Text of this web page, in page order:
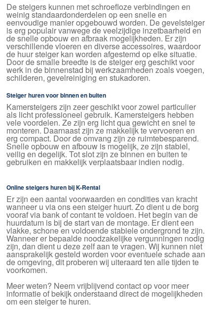
De steigers kunnen met schroefloze verbindingen en
weinig standaardonderdelen op een snelle en
eenvoudige manier opgebouwd worden. De gevelsteiger
is erg populair vanwege de veelzijdige inzetbaarheid en
de snelle opbouw en afbraak mogelijkheden. Er zijn
verschillende vloeren en diverse accessoires, waardoor
de huur steiger kan worden afgestemd op elke situatie.
Door de smalle breedte is de steiger erg geschikt voor
werk in de binnenstad bij werkzaamheden zoals voegen,
schilderen, gevelreiniging en stukadoren.
Steiger huren voor binnen en buiten
Kamersteigers zijn zeer geschikt voor zowel particulier
als licht professioneel gebruik. Kamersteigers hebben
vele voordelen. Ze zijn erg licht qua gewicht en snel te
monteren. Daarnaast zijn ze makkelijk te vervoeren en
erg compact. Door de omvang zijn ze ruimtebesparend.
Snelle opbouw en afbouw is mogelijk, ze zijn stabiel,
veilig en degelijk. Tot slot zijn ze binnen en buiten te
gebruiken en makkelijk verplaatsbaar indien nodig.
Online steigers huren bij K-Rental
Er zijn een aantal voorwaarden en condities van kracht
wanneer u via ons een steiger huurt. Zo dient u de borg
vooraf via bank of contant te voldoen. Het begin van de
huurdatum is bij de start van de montage. Er dient een
vlakke, schone en voldoende stabiele ondergrond te zijn.
Wanneer er bepaalde noodzakelijke vergunningen nodig
zijn, dan dient u deze zelf aan te vragen. Wij kunnen niet
aansprakelijk gesteld worden voor eventuele schade aan
de omgeving, dit proberen wij uiteraard ten alle tijden te
voorkomen.
Meer weten? Neem vrijblijvend contact op voor meer
informatie of bekijk onderstaand direct de mogelijkheden
om een steiger te huren.